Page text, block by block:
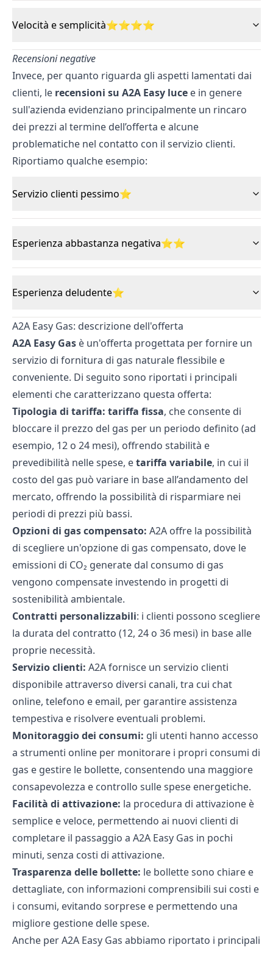
Velocità e semplicità⭐⭐⭐⭐
Recensioni negative
Invece, per quanto riguarda gli aspetti lamentati dai
clienti, le recensioni su A2A Easy luce e in genere
sull'azienda evidenziano principalmente un rincaro
dei prezzi al termine dell’offerta e alcune
problematiche nel contatto con il servizio clienti.
Riportiamo qualche esempio:
Servizio clienti pessimo⭐
Esperienza abbastanza negativa⭐⭐
Esperienza deludente⭐
A2A Easy Gas: descrizione dell'offerta
A2A Easy Gas è un'offerta progettata per fornire un
servizio di fornitura di gas naturale flessibile e
conveniente. Di seguito sono riportati i principali
elementi che caratterizzano questa offerta:
Tipologia di tariffa: tariffa fissa, che consente di
bloccare il prezzo del gas per un periodo definito (ad
esempio, 12 o 24 mesi), offrendo stabilità e
prevedibilità nelle spese, etariffa variabile, in cui il
costo del gas può variare in base all’andamento del
mercato, offrendo la possibilità di risparmiare nei
periodi di prezzi più bassi.
Opzioni di gas compensato: A2A offre la possibilità
di scegliere un'opzione di gas compensato, dove le
emissioni di CO₂ generate dal consumo di gas
vengono compensate investendo in progetti di
sostenibilità ambientale.
Contratti personalizzabili: i clienti possono scegliere
la durata del contratto (12, 24 o 36 mesi) in base alle
proprie necessità.
Servizio clienti: A2A fornisce un servizio clienti
disponibile attraverso diversi canali, tra cui chat
online, telefono e email, per garantire assistenza
tempestiva e risolvere eventuali problemi.
Monitoraggio dei consumi: gli utenti hanno accesso
a strumenti online per monitorare i propri consumi di
gas e gestire le bollette, consentendo una maggiore
consapevolezza e controllo sulle spese energetiche.
Facilità di attivazione: la procedura di attivazione è
semplice e veloce, permettendo ai nuovi clienti di
completare il passaggio a A2A Easy Gas in pochi
minuti, senza costi di attivazione.
Trasparenza delle bollette: le bollette sono chiare e
dettagliate, con informazioni comprensibili sui costi e
i consumi, evitando sorprese e permettendo una
migliore gestione delle spese.
Anche per A2A Easy Gas abbiamo riportato i principali